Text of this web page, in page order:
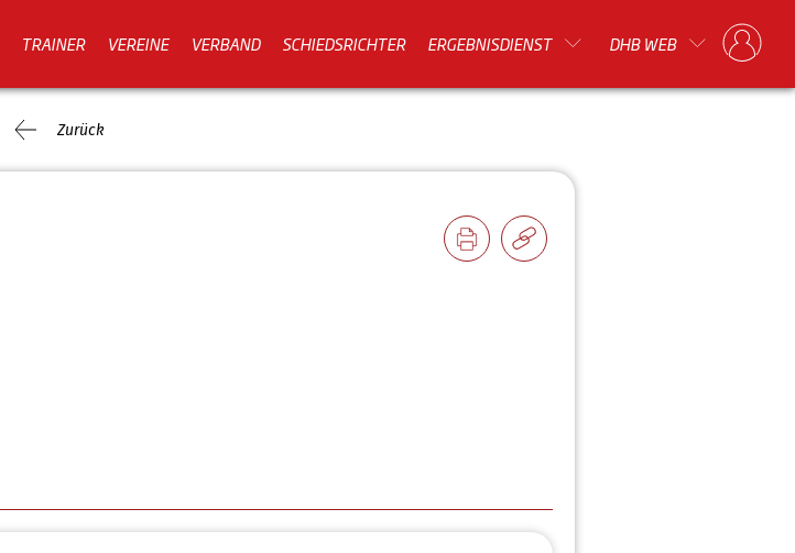
TRAINER VEREINE VERBAND SCHIEDSRICHTER ERGEBNISDIENST DHB WEB
Zurück